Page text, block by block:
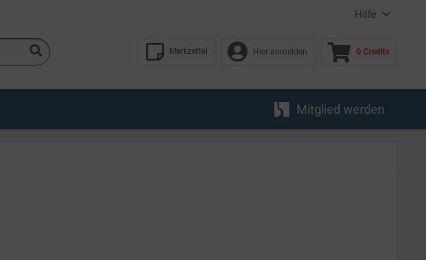
Hilfe
Merkzettel Hier anmelden 0 Credits
Mitglied werden